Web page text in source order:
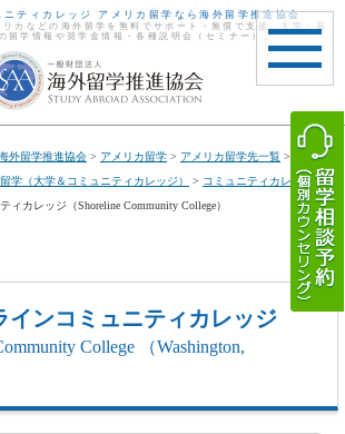
toggle
ニティカレッジ アメリカ留学なら海外留学推進協会
カなどの海外留学を無料でサポート・無償で支援。大学・高
留学情報や奨学金情報・各種説明会（セミナー）。
外留学推進協会 > アメリカ留学 > アメリカ留学先一覧 >
ワシン
学（大学＆コミュニティカレッジ） > コミュニティカレッジ留
ィカレッジ（Shoreline Community College）
インコミュニティカレッジ
College （Washington,